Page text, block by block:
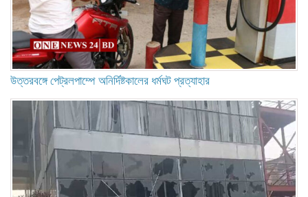
উত্তরবঙ্গে পেট্রলপাম্পে অনির্দিষ্টকালের ধর্মঘট প্রত্যাহার